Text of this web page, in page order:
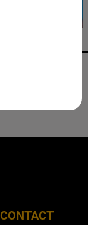
CONTACT